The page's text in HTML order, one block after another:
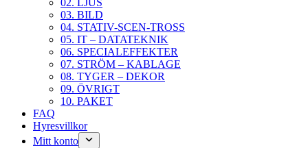
02. LJUS
03. BILD
04. STATIV-SCEN-TROSS
05. IT – DATATEKNIK
06. SPECIALEFFEKTER
07. STRÖM – KABLAGE
08. TYGER – DEKOR
09. ÖVRIGT
10. PAKET
FAQ
Hyresvillkor
Mitt konto